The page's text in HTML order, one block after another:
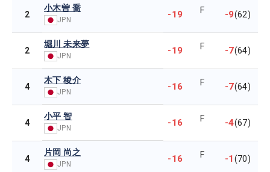
2
小木曽 喬
JPN -19 F -9(62)
2
堀川 未来夢
JPN -19 F -7(64)
4
木下 稜介
JPN -16 F -7(64)
4
小平 智
JPN -16 F -4(67)
4
片岡 尚之
JPN -16 F -1(70)